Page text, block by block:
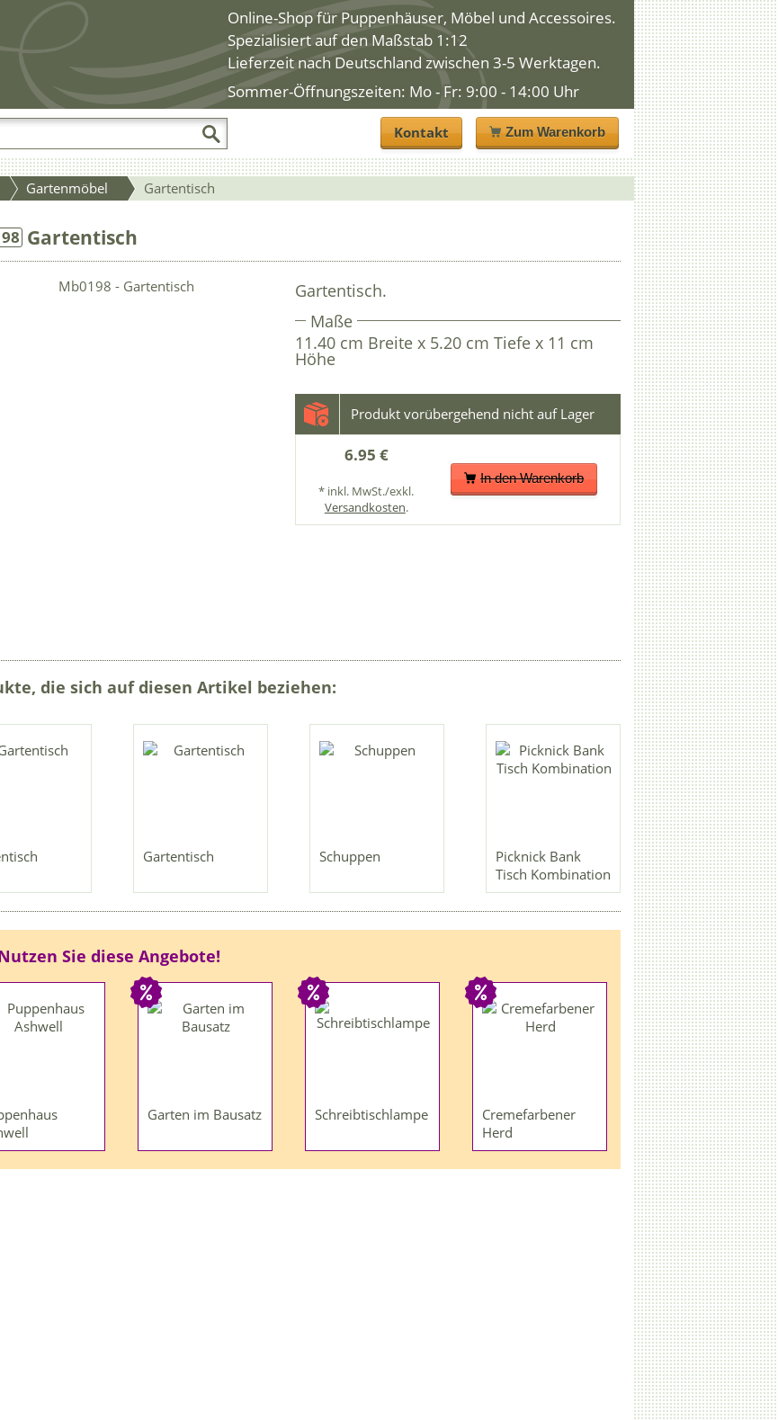
Online-Shop für Puppenhäuser, Möbel und Accessoires.
Spezialisiert auf den Maßstab 1:12
Lieferzeit nach Deutschland zwischen 3-5 Werktagen.
Sommer-Öffnungszeiten: Mo - Fr: 9:00 - 14:00 Uhr
Kontakt Zum Warenkorb
Gartenmöbel Gartentisch
Gartentisch
Gartentisch.
Maße
11.40 cm Breite x 5.20 cm Tiefe x 11 cm
Höhe
6.95 €
* inkl. MwSt./exkl.
Versandkosten.
In den Warenkorb
die sich auf diesen Artikel beziehen:
Gartentisch Schuppen
Picknick Bank
Tisch Kombination
Sie diese Angebote!
Garten im Bausatz Schreibtischlampe
Cremefarbener
Herd